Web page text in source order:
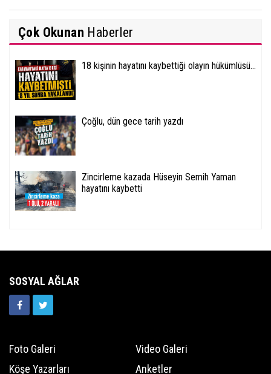
Çok Okunan Haberler
18 kişinin hayatını kaybettiği olayın hükümlüsü...
Çoğlu, dün gece tarih yazdı
Zincirleme kazada Hüseyin Semih Yaman
hayatını kaybetti
SOSYAL AĞLAR
Foto Galeri
Video Galeri
Köşe Yazarları
Anketler